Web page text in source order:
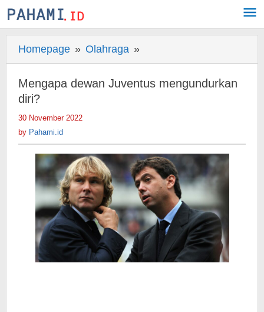
Skip
to
Homepage » Olahraga »
dewan
Juventus
Mengapa dewan Juventus mengundurkan
diri?
30 November 2022
by Pahami.id